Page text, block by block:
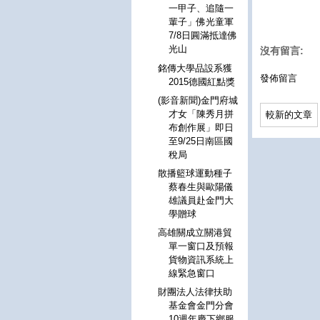
沒有留言:
發佈留言
較新的文章
一甲子、追隨一
輩子」佛光童軍
7/8日圓滿抵達佛
光山
銘傳大學品設系獲
2015德國紅點獎
(影音新聞)金門府城
才女「陳秀月拼
布創作展」即日
至9/25日南區國
稅局
散播籃球運動種子
蔡春生與歐陽儀
雄議員赴金門大
學贈球
高雄關成立關港貿
單一窗口及預報
貨物資訊系統上
線緊急窗口
財團法人法律扶助
基金會金門分會